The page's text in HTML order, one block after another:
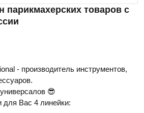
парикмахерских товаров с
- производитель инструментов,
😎
Вас 4 линейки: